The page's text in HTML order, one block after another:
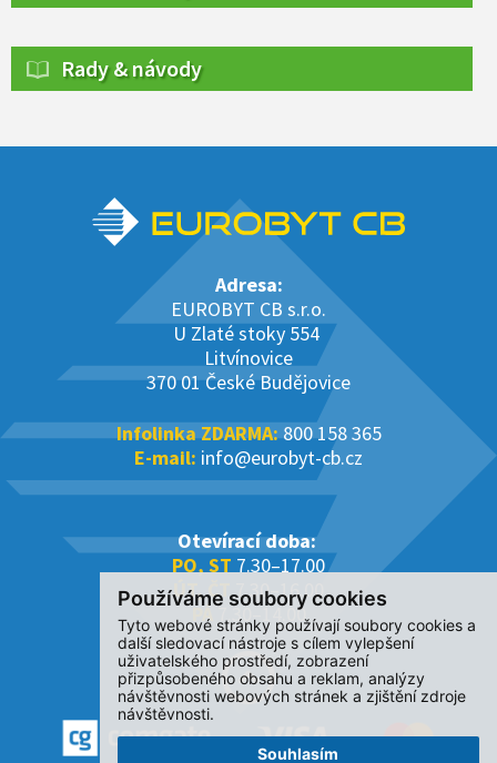
Používáme soubory cookies
Tyto webové stránky používají soubory cookies a
další sledovací nástroje s cílem vylepšení
uživatelského prostředí, zobrazení
přizpůsobeného obsahu a reklam, analýzy
návštěvnosti webových stránek a zjištění zdroje
návštěvnosti.
Souhlasím
Rady & návody
Adresa:
EUROBYT CB s.r.o.
U Zlaté stoky 554
Litvínovice
370 01 České Budějovice
Infolinka ZDARMA:800 158 365
E-mail: info@eurobyt-cb.cz
Otevírací doba:
PO, ST 7.30–17.00
ÚT, ČT7.30–16.00
PÁ7.30–14.00